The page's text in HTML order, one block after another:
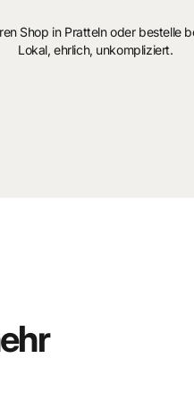
Simba muss sich zwischen
Shop in Pratteln oder bestelle
Lokal, ehrlich, unkompliziert.